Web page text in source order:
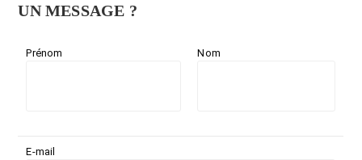
UN MESSAGE ?
Prénom Nom
E-mail